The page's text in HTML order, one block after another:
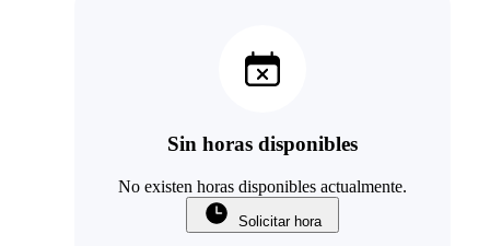
Sin horas disponibles
No existen horas disponibles actualmente.
Solicitar hora